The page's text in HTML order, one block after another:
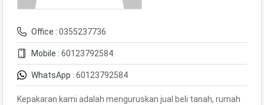
Office : 0355237736
Mobile : 60123792584
WhatsApp : 60123792584
Kepakaran kami adalah menguruskan jual beli tanah, rumah